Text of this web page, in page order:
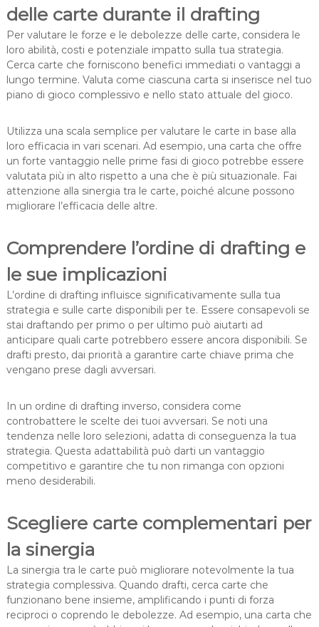
delle carte durante il drafting
Per valutare le forze e le debolezze delle carte, considera le
loro abilità, costi e potenziale impatto sulla tua strategia.
Cerca carte che forniscono benefici immediati o vantaggi a
lungo termine. Valuta come ciascuna carta si inserisce nel tuo
piano di gioco complessivo e nello stato attuale del gioco.
Utilizza una scala semplice per valutare le carte in base alla
loro efficacia in vari scenari. Ad esempio, una carta che offre
un forte vantaggio nelle prime fasi di gioco potrebbe essere
valutata più in alto rispetto a una che è più situazionale. Fai
attenzione alla sinergia tra le carte, poiché alcune possono
migliorare l’efficacia delle altre.
Comprendere l’ordine di drafting e
le sue implicazioni
L’ordine di drafting influisce significativamente sulla tua
strategia e sulle carte disponibili per te. Essere consapevoli se
stai draftando per primo o per ultimo può aiutarti ad
anticipare quali carte potrebbero essere ancora disponibili. Se
drafti presto, dai priorità a garantire carte chiave prima che
vengano prese dagli avversari.
In un ordine di drafting inverso, considera come
controbattere le scelte dei tuoi avversari. Se noti una
tendenza nelle loro selezioni, adatta di conseguenza la tua
strategia. Questa adattabilità può darti un vantaggio
competitivo e garantire che tu non rimanga con opzioni
meno desiderabili.
Scegliere carte complementari per
la sinergia
La sinergia tra le carte può migliorare notevolmente la tua
strategia complessiva. Quando drafti, cerca carte che
funzionano bene insieme, amplificando i punti di forza
reciproci o coprendo le debolezze. Ad esempio, una carta che